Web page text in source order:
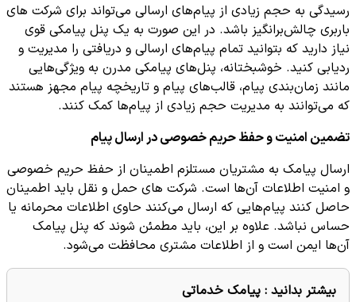
رسیدگی به حجم زیادی از پیام‌های ارسالی می‌تواند برای شرکت های
باربری چالش‌برانگیز باشد. در این صورت به یک پنل پیامکی قوی
نیاز دارید که بتوانید تمام پیام‌های ارسالی و دریافتی را مدیریت و
ردیابی کنید. خوشبختانه، پنل‌های پیامکی مدرن به ویژگی‌هایی
مانند زمان‌بندی پیام، قالب‌های پیام و تاریخچه پیام مجهز هستند
که می‌توانند به مدیریت حجم زیادی از پیام‌ها کمک کنند.
تضمین امنیت و حفظ حریم خصوصی در ارسال پیام
ارسال پیامک به مشتریان مستلزم اطمینان از حفظ حریم خصوصی
و امنیت اطلاعات آن‌ها است. شرکت های حمل و نقل باید اطمینان
حاصل کنند پیام‌هایی که ارسال می‌کنند حاوی اطلاعات محرمانه یا
حساس نباشد. علاوه بر این، باید مطمئن شوند که پنل پیامک
آن‌ها ایمن است و از اطلاعات مشتری محافظت می‌شود.
بیشتر بدانید : پیامک خدماتی